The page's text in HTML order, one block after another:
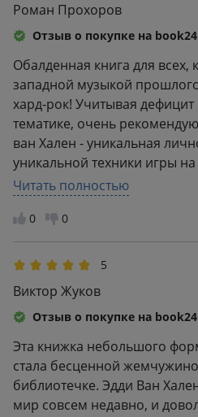
Роман Прохоров
Отзыв о покупке на
Обалденная книга для всех,
западной музыкой прошлого
хард-рок! Учитывая
тематике, очень
ван Хален - уникальная
уникальной техники игры на
создания
оборудования (гитары,
Он - кумир и Бог гитары для
исполнителей, которые
гитарного "типпинга"
нас в мир иной... Вечная ем
поклон! Единственный
мягкая обложка!
Читать полностью
0 0
5
Виктор Жуков
Отзыв о покупке на
Эта книжка небольшого
стала бесценной
библиотечке. Эдди Ван
мир совсем недавно, и